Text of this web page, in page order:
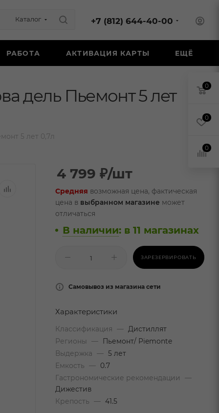
Каталог +7 (812) 644-40-00
РАБОТА АКТИВАЦИЯ КАРТЫ ЕЩЁ
дель Пьемонт 5 лет
5 лет 0,7л
4 799 ₽/шт
Средняя возможная цена, фактическая
цена в выбранном магазине может
отличаться
В наличии: в 11 магазинах
ЗАРЕЗЕРВИРОВАТЬ
Самовывоз из магазина сети
Характеристики
Классификация —
Дистиллят
Регионы
—
Пьемонт/ Piemonte
Выдержка
— 5 лет
Емкость
—
0.7
Гастрономические рекомендации
—
Дижестив
Крепость
— 41.5
0
0
0